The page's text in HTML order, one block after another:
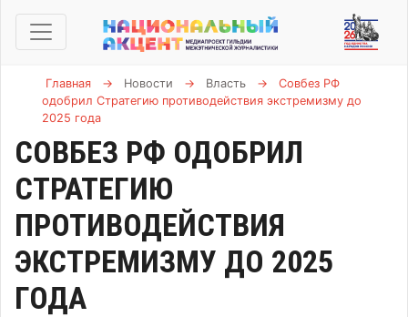
Главная → Новости → Власть →
Совбез РФ
одобрил Стратегию противодействия экстремизму до
2025 года
СОВБЕЗ РФ ОДОБРИЛ
СТРАТЕГИЮ
ПРОТИВОДЕЙСТВИЯ
ЭКСТРЕМИЗМУ ДО 2025
ГОДА